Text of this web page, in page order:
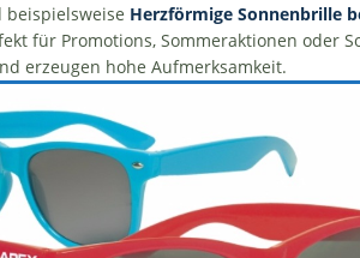
Herzförmige Sonnenbrille
für Promotions, Sommeraktionen oder
erzeugen hohe Aufmerksamkeit.